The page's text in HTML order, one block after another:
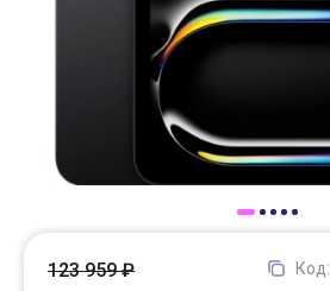
Самовывоз
Trade-In
Код:
123 959 ₽